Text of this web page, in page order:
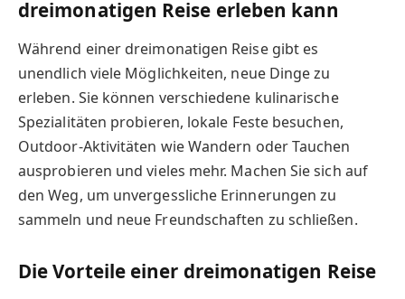
dreimonatigen Reise erleben kann
Während einer dreimonatigen Reise gibt es
unendlich viele Möglichkeiten, neue Dinge zu
erleben. Sie können verschiedene kulinarische
Spezialitäten probieren, lokale Feste besuchen,
Outdoor-Aktivitäten wie Wandern oder Tauchen
ausprobieren und vieles mehr. Machen Sie sich auf
den Weg, um unvergessliche Erinnerungen zu
sammeln und neue Freundschaften zu schließen.
Die Vorteile einer dreimonatigen Reise